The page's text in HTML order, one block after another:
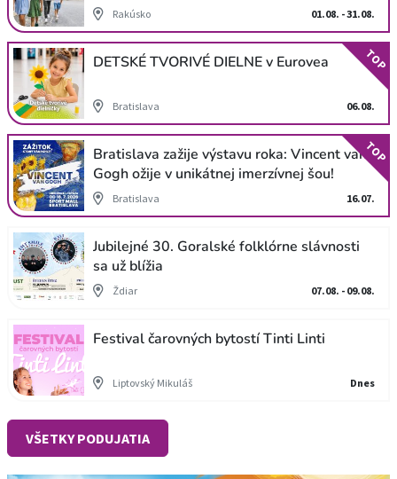
Rakúsko 01.08. - 31.08.
DETSKÉ TVORIVÉ DIELNE v Eurovea
Bratislava 06.08.
TOP
Bratislava zažije výstavu roka: Vincent van
Gogh ožije v unikátnej imerzívnej šou!
Bratislava 16.07.
TOP
Jubilejné 30. Goralské folklórne slávnosti
sa už blížia
Ždiar 07.08. - 09.08.
Festival čarovných bytostí Tinti Linti
Liptovský Mikuláš Dnes
VŠETKY PODUJATIA